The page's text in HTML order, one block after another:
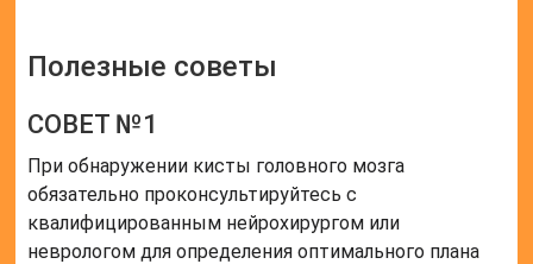
Полезные советы
СОВЕТ №1
При обнаружении кисты головного мозга
обязательно проконсультируйтесь с
квалифицированным нейрохирургом или
неврологом для определения оптимального плана